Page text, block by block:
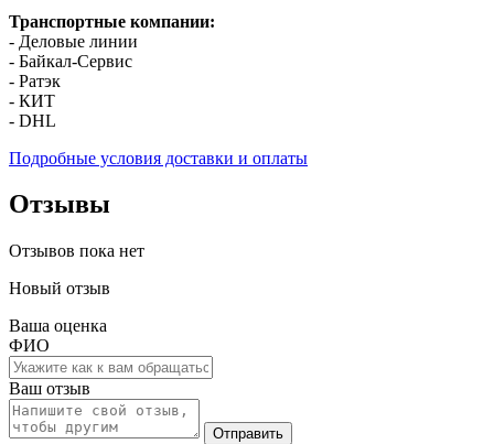
Транспортные компании:
- Деловые линии
- Байкал-Сервис
- Ратэк
- КИТ
- DHL
Подробные условия доставки и оплаты
Отзывы
Отзывов пока нет
Новый отзыв
Ваша оценка
ФИО
Ваш отзыв
Отправить